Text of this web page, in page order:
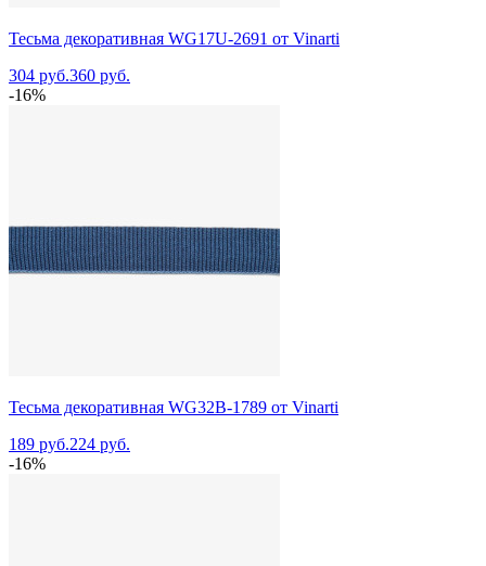
Тесьма декоративная WG17U-2691 от Vinarti
304 руб.360 руб.
-16%
Тесьма декоративная WG32B-1789 от Vinarti
189 руб.224 руб.
-16%